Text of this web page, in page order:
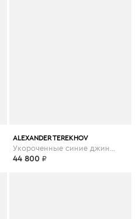
ALEXANDER TEREKHOV
44 800 ₽